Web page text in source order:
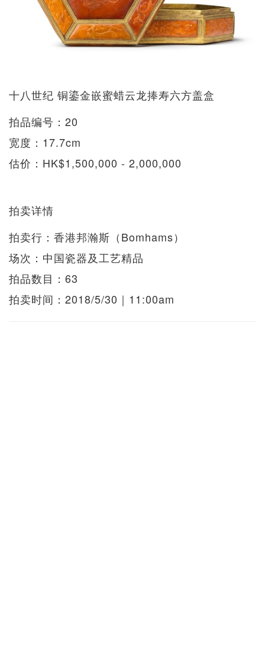
十八世纪 铜鎏金嵌蜜蜡云龙捧寿六方盖盒
拍品编号：20
宽度：17.7cm
估价：HK$1,500,000 - 2,000,000
拍卖详情
拍卖行：香港邦瀚斯（Bomhams）
场次：中国瓷器及工艺精品
拍品数目：63
拍卖时间：2018/5/30｜11:00am